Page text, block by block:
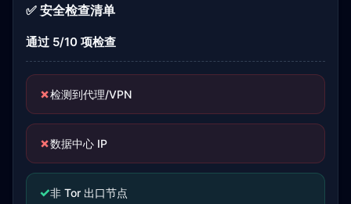
✅ 安全检查清单
通过 5/10 项检查
✗检测到代理/VPN
✗数据中心 IP
✓非 Tor 出口节点